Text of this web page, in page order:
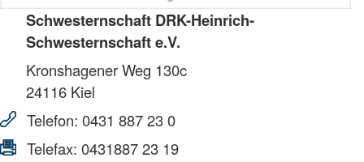
Schwesternschaft DRK-Heinrich-
Schwesternschaft e.V.
Kronshagener Weg 130c
24116 Kiel
Telefon: 0431 887 23 0
Telefax: 0431887 23 19